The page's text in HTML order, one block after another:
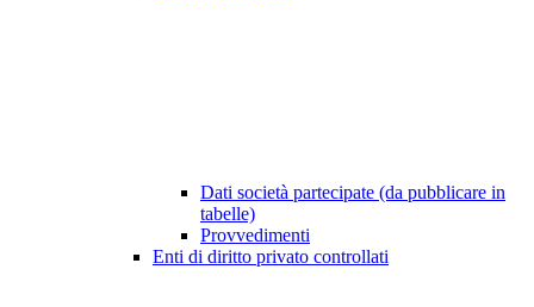
Dati società partecipate (da pubblicare in
tabelle)
Provvedimenti
Enti di diritto privato controllati